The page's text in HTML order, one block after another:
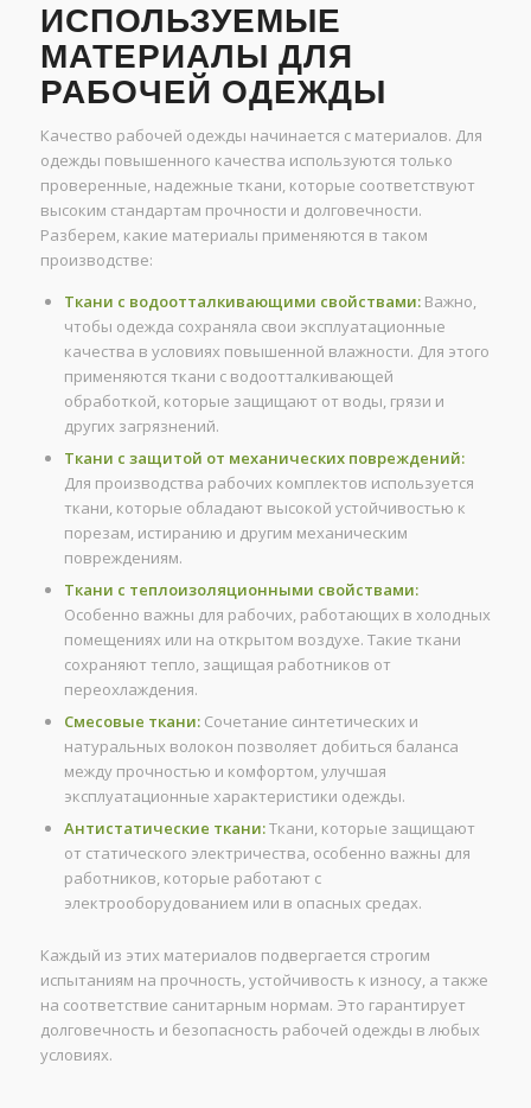
ИСПОЛЬЗУЕМЫЕ
МАТЕРИАЛЫ ДЛЯ
РАБОЧЕЙ ОДЕЖДЫ
Качество рабочей одежды начинается с материалов. Для
одежды повышенного качества используются только
проверенные, надежные ткани, которые соответствуют
высоким стандартам прочности и долговечности.
Разберем, какие материалы применяются в таком
производстве:
Ткани с водоотталкивающими свойствами:Важно,
чтобы одежда сохраняла свои эксплуатационные
качества в условиях повышенной влажности. Для этого
применяются ткани с водоотталкивающей
обработкой, которые защищают от воды, грязи и
других загрязнений.
Ткани с защитой от механических повреждений:
Для производства рабочих комплектов используется
ткани, которые обладают высокой устойчивостью к
порезам, истиранию и другим механическим
повреждениям.
Ткани с теплоизоляционными свойствами:
Особенно важны для рабочих, работающих в холодных
помещениях или на открытом воздухе. Такие ткани
сохраняют тепло, защищая работников от
переохлаждения.
Смесовые ткани:Сочетание синтетических и
натуральных волокон позволяет добиться баланса
между прочностью и комфортом, улучшая
эксплуатационные характеристики одежды.
Антистатические ткани:Ткани, которые защищают
от статического электричества, особенно важны для
работников, которые работают с
электрооборудованием или в опасных средах.
Каждый из этих материалов подвергается строгим
испытаниям на прочность, устойчивость к износу, а также
на соответствие санитарным нормам. Это гарантирует
долговечность и безопасность рабочей одежды в любых
условиях.